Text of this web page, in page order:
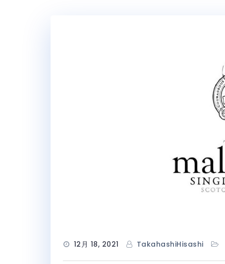
12月 18, 2021 TakahashiHisashi